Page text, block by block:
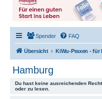
Spender FAQ
Übersicht KiWu-Praxen -
Hamburg
Du hast keine ausreichenden
oder zu lesen.